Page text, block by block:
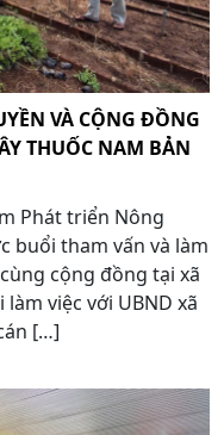
VÀ CỘNG ĐỒNG
THUỐC NAM BẢN
Phát triển Nông
buổi tham vấn và làm
cộng đồng tại xã
việc với UBND xã
[…]